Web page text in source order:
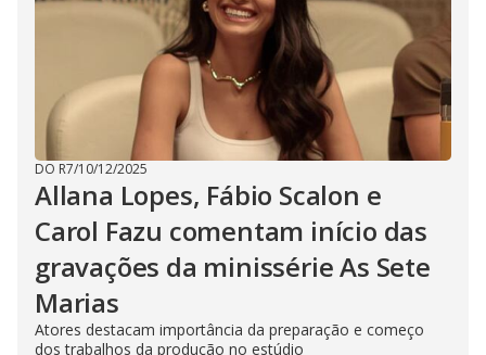
DO R7/10/12/2025
Allana Lopes, Fábio Scalon e
Carol Fazu comentam início das
gravações da minissérie As Sete
Marias
Atores destacam importância da preparação e começo
dos trabalhos da produção no estúdio